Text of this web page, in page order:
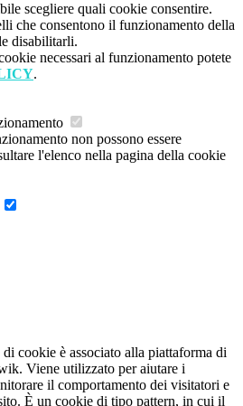
scegliere quali cookie consentire.
che consentono il funzionamento della
disabilitarli.
necessari al funzionamento potete
.
non possono essere
l'elenco nella pagina della cookie
cookie è associato alla piattaforma di
Viene utilizzato per aiutare i
il comportamento dei visitatori e
È un cookie di tipo pattern, in cui il